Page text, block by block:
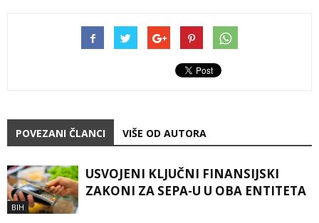
POVEZANI ČLANCI VIŠE OD AUTORA
BIH
USVOJENI KLJUČNI FINANSIJSKI
ZAKONI ZA SEPA-U U OBA ENTITETA